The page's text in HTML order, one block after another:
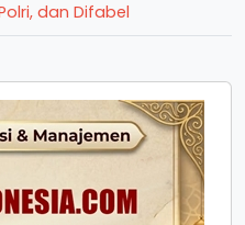
dan Difabel